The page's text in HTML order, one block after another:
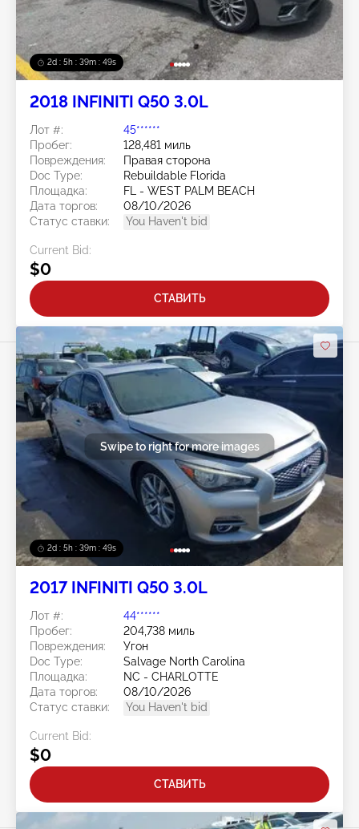
2d : 5h : 39m : 46s
2018 INFINITI Q50 3.0L
Лот #:
45******
Пробег:
128,481 миль
Повреждения:
Правая сторона
Doc Type:
Rebuildable Florida
Площадка:
FL - WEST PALM BEACH
Дата торгов:
08/10/2026
Статус ставки:
You Haven't bid
Current Bid:
$0
СТАВИТЬ
2d : 5h : 39m : 46s
Swipe to right for more images
2017 INFINITI Q50 3.0L
Лот #:
44******
Пробег:
204,738 миль
Повреждения:
Угон
Doc Type:
Salvage North Carolina
Площадка:
NC - CHARLOTTE
Дата торгов:
08/10/2026
Статус ставки:
You Haven't bid
Current Bid:
$0
СТАВИТЬ